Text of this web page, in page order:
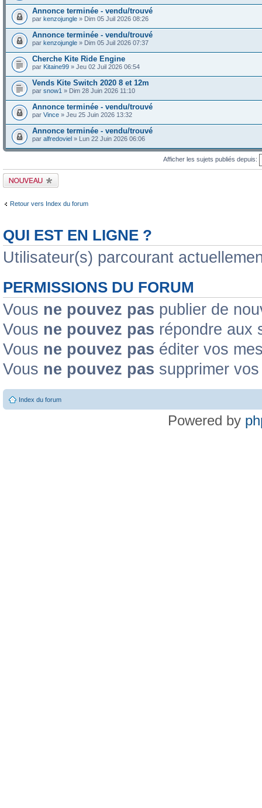
Annonce terminée - vendu/trouvé
par kenzojungle » Dim 05 Juil 2026 08:26
Annonce terminée - vendu/trouvé
par kenzojungle » Dim 05 Juil 2026 07:37
Cherche Kite Ride Engine
par Kitaine99 » Jeu 02 Juil 2026 06:54
Vends Kite Switch 2020 8 et 12m
par snow1 » Dim 28 Juin 2026 11:10
Annonce terminée - vendu/trouvé
par Vince » Jeu 25 Juin 2026 13:32
Annonce terminée - vendu/trouvé
par alfredoviel » Lun 22 Juin 2026 06:06
Afficher les sujets publiés depuis:
Publier un nouveau
sujet
Retour vers Index du forum
QUI EST EN LIGNE ?
Utilisateur(s) parcourant
PERMISSIONS DU FORUM
Vous ne pouvez pas publier de
Vous ne pouvez pas répondre aux
Vous ne pouvez pas éditer vos
Vous ne pouvez pas supprimer
Index du forum
Powered by